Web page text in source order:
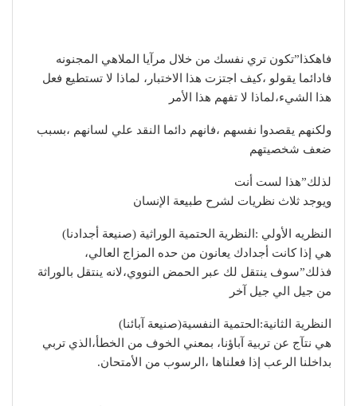
فاهكذا”تكون تري نفسك من خلال مرآيا الملاهي المجنونه
فادائما يقولو ،كيف اجتزت هذا الاختبار، لماذا لا تستطيع فعل
هذا الشيء،لماذا لا تفهم هذا الأمر
ولكنهم يقصدوا نفسهم ،فانهم دائما النقد علي لسانهم ،بسبب
ضعف شخصيتهم
لذلك”هذا لست أنت
ويوجد ثلاث نظريات لشرح طبيعة الإنسان
النظريه الأولي :النظرية الحتمية الوراثية (صنيعة أجدادنا)
هي إذا كانت أجدادك يعانون من حده المزاج العالي،
فذلك”سوف ينتقل لك عبر الحمض النووي،لانه ينتقل بالوراثة
من جيل الي جيل آخر
النظرية الثانية:الحتمية النفسية(صنيعة آبائنا)
هي نتآج عن تربية آباؤنا، بمعني الخوف من الخطأ،الذي تربي
بداخلنا الرعب إذا فعلناها ،الرسوب من الأمتحان.